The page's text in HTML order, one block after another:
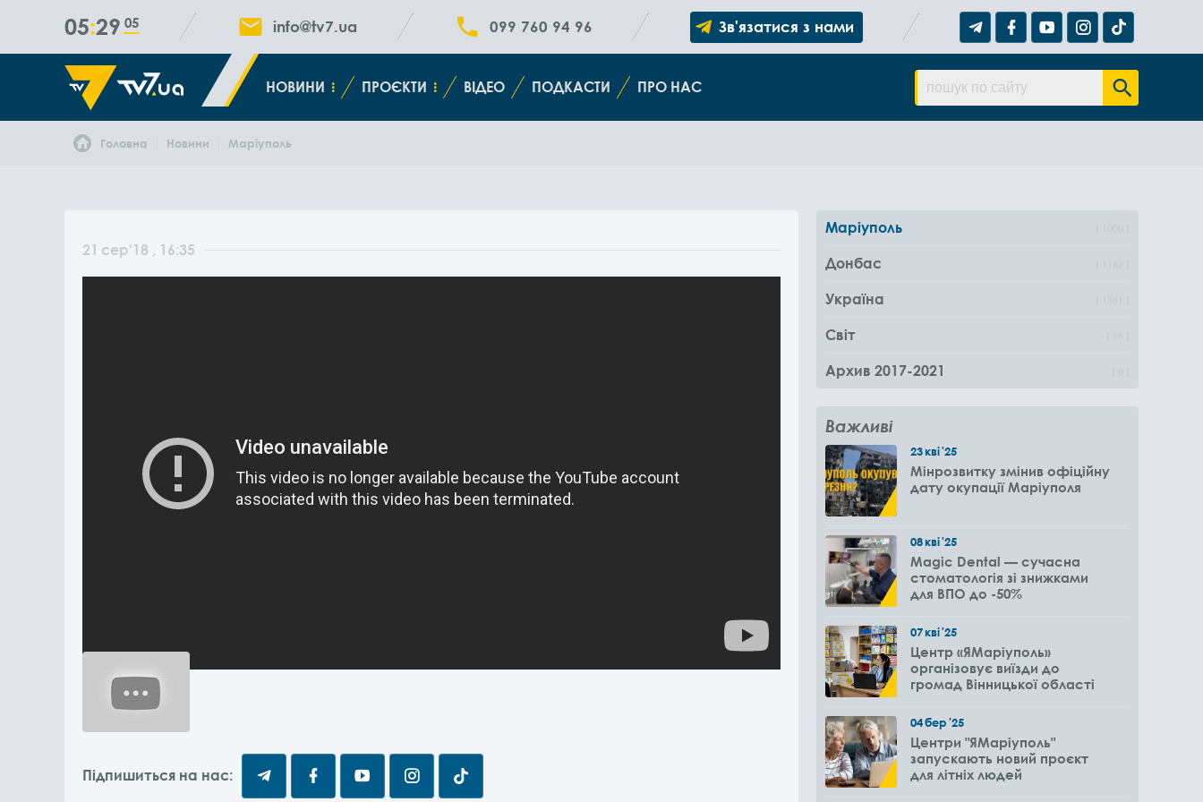
05 29 06 info@tv7.ua 099 760 94 96 Зв'язатися з нами
НОВИНИ ПРОЄКТИ ВІДЕО ПОДКАСТИ ПРО НАС
Головна Новини Маріуполь
21 сер'18 , 16:35
Підпишиться на нас:
Маріуполь
Донбас
Україна
Світ
Архив 2017-2021
Важливі
23кві'25
Мінрозвитку змінив офіційну
дату окупації Маріуполя
08кві'25
Magic Dental — сучасна
стоматологія зі знижками
для ВПО до -50%
07кві'25
Центр «ЯМаріуполь»
організовує виїзди до
громад Вінницької області
04бер'25
Центри "ЯМаріуполь"
запускають новий проєкт
для літніх людей